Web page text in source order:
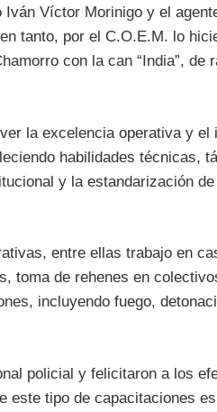
Víctor Morinigo y el
tanto, por el C.O.E.M. lo
con la can “India”, de
la excelencia operativa y el
habilidades técnicas,
y la estandarización
entre ellas trabajo en
toma de rehenes en
incluyendo fuego,
policial y felicitaron a los
este tipo de capacitaciones